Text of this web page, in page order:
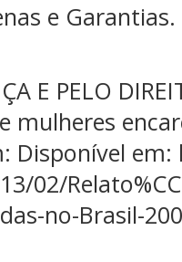
e
E PELO
mulheres
Disponível
02/
no-Brasil-